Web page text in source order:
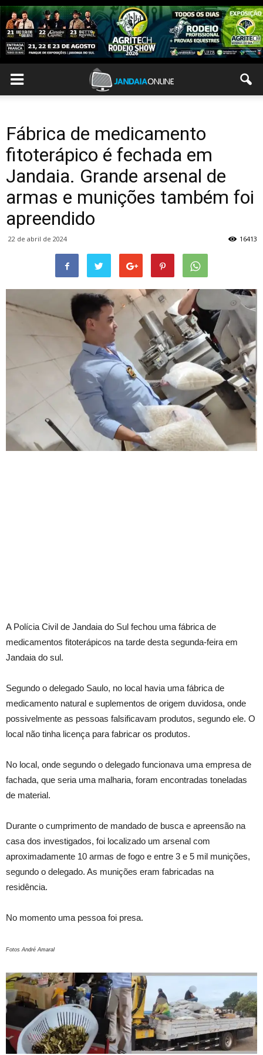
Fábrica de medicamento
fitoterápico é fechada em
Jandaia. Grande arsenal de
armas e munições também foi
apreendido
22 de abril de 2024 16413
A Polícia Civil de Jandaia do Sul fechou uma fábrica de
medicamentos fitoterápicos na tarde desta segunda-feira em
Jandaia do sul.
Segundo o delegado Saulo, no local havia uma fábrica de
medicamento natural e suplementos de origem duvidosa, onde
possivelmente as pessoas falsificavam produtos, segundo ele. O
local não tinha licença para fabricar os produtos.
No local, onde segundo o delegado funcionava uma empresa de
fachada, que seria uma malharia, foram encontradas toneladas
de material.
Durante o cumprimento de mandado de busca e apreensão na
casa dos investigados, foi localizado um arsenal com
aproximadamente 10 armas de fogo e entre 3 e 5 mil munições,
segundo o delegado. As munições eram fabricadas na
residência.
No momento uma pessoa foi presa.
Fotos André Amaral